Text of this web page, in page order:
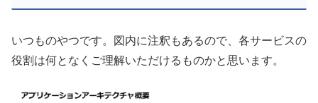
いつものやつです。図内に注釈もあるので、各サービスの
役割は何となくご理解いただけるものかと思います。